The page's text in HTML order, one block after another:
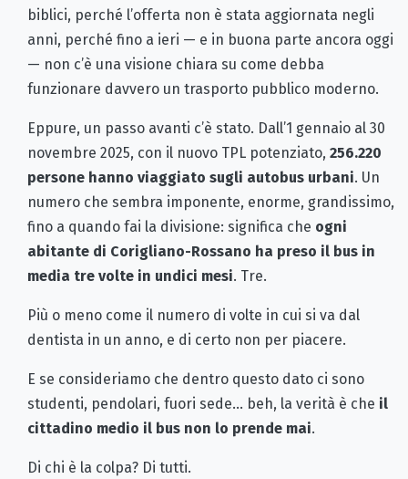
biblici, perché l’offerta non è stata aggiornata negli
anni, perché fino a ieri — e in buona parte ancora oggi
— non c’è una visione chiara su come debba
funzionare davvero un trasporto pubblico moderno.
Eppure, un passo avanti c’è stato. Dall’1 gennaio al 30
novembre 2025, con il nuovo TPL potenziato, 256.220
persone hanno viaggiato sugli autobus urbani. Un
numero che sembra imponente, enorme, grandissimo,
fino a quando fai la divisione: significa che ogni
abitante di Corigliano-Rossano ha preso il bus in
media tre volte in undici mesi. Tre.
Più o meno come il numero di volte in cui si va dal
dentista in un anno, e di certo non per piacere.
E se consideriamo che dentro questo dato ci sono
studenti, pendolari, fuori sede… beh, la verità è che il
cittadino medio il bus non lo prende mai.
Di chi è la colpa? Di tutti.